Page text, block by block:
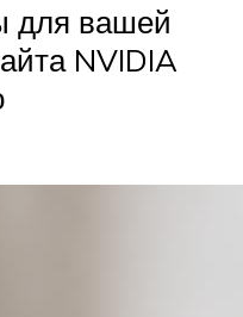
для вашей
NVIDIA